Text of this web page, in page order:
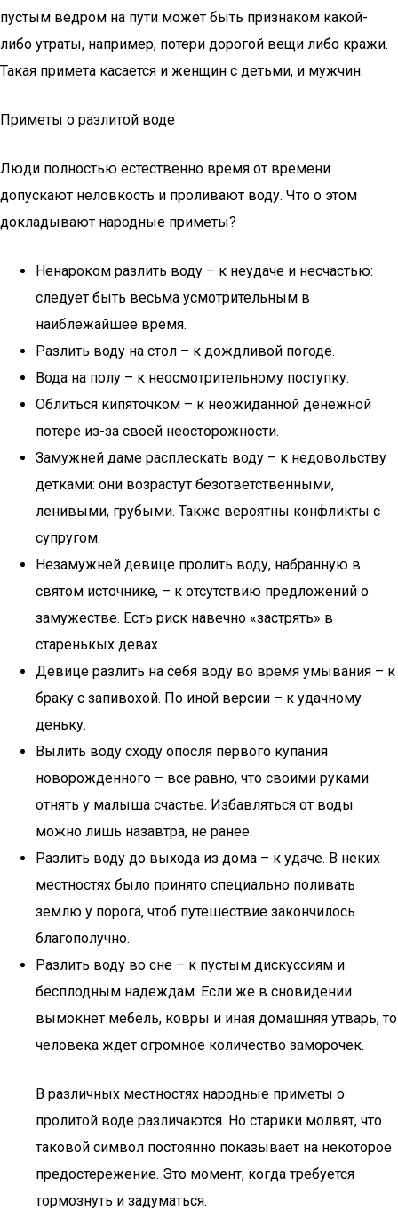
пустым ведром на пути может быть признаком какой-
либо утраты, например, потери дорогой вещи либо кражи.
Такая примета касается и женщин с детьми, и мужчин.
Приметы о разлитой воде
Люди полностью естественно время от времени
допускают неловкость и проливают воду. Что о этом
докладывают народные приметы?
Ненароком разлить воду – к неудаче и несчастью:
следует быть весьма усмотрительным в
наиблежайшее время.
Разлить воду на стол – к дождливой погоде.
Вода на полу – к неосмотрительному поступку.
Облиться кипяточком – к неожиданной денежной
потере из-за своей неосторожности.
Замужней даме расплескать воду – к недовольству
детками: они возрастут безответственными,
ленивыми, грубыми. Также вероятны конфликты с
супругом.
Незамужней девице пролить воду, набранную в
святом источнике, – к отсутствию предложений о
замужестве. Есть риск навечно «застрять» в
старенькых девах.
Девице разлить на себя воду во время умывания – к
браку с запивохой. По иной версии – к удачному
деньку.
Вылить воду сходу опосля первого купания
новорожденного – все равно, что своими руками
отнять у малыша счастье. Избавляться от воды
можно лишь назавтра, не ранее.
Разлить воду до выхода из дома – к удаче. В неких
местностях было принято специально поливать
землю у порога, чтоб путешествие закончилось
благополучно.
Разлить воду во сне – к пустым дискуссиям и
бесплодным надеждам. Если же в сновидении
вымокнет мебель, ковры и иная домашняя утварь, то
человека ждет огромное количество заморочек.
В различных местностях народные приметы о
пролитой воде различаются. Но старики молвят, что
таковой символ постоянно показывает на некоторое
предостережение. Это момент, когда требуется
тормознуть и задуматься.